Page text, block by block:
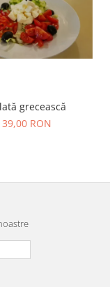
grecească
39,00 RON